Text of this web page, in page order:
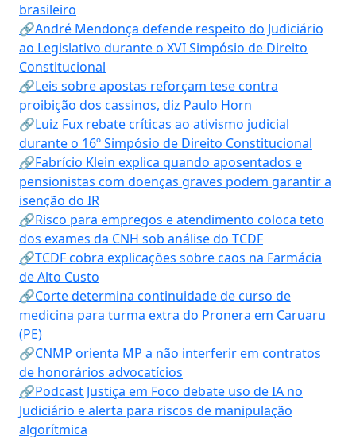
brasileiro
🔗André Mendonça defende respeito do Judiciário
ao Legislativo durante o XVI Simpósio de Direito
Constitucional
🔗Leis sobre apostas reforçam tese contra
proibição dos cassinos, diz Paulo Horn
🔗Luiz Fux rebate críticas ao ativismo judicial
durante o 16º Simpósio de Direito Constitucional
🔗Fabrício Klein explica quando aposentados e
pensionistas com doenças graves podem garantir a
isenção do IR
🔗Risco para empregos e atendimento coloca teto
dos exames da CNH sob análise do TCDF
🔗TCDF cobra explicações sobre caos na Farmácia
de Alto Custo
🔗Corte determina continuidade de curso de
medicina para turma extra do Pronera em Caruaru
(PE)
🔗CNMP orienta MP a não interferir em contratos
de honorários advocatícios
🔗Podcast Justiça em Foco debate uso de IA no
Judiciário e alerta para riscos de manipulação
algorítmica